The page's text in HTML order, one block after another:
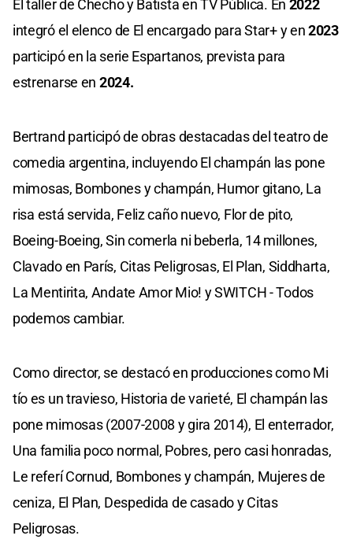
El taller de Checho y Batista en TV Pública. En 2022
integró el elenco de El encargado para Star+ y en2023
participó en la serie Espartanos, prevista para
estrenarse en 2024.
Bertrand participó de obras destacadas del teatro de
comedia argentina, incluyendo El champán las pone
mimosas, Bombones y champán, Humor gitano, La
risa está servida, Feliz caño nuevo, Flor de pito,
Boeing-Boeing, Sin comerla ni beberla, 14 millones,
Clavado en París, Citas Peligrosas, El Plan, Siddharta,
La Mentirita, Andate Amor Mio! y SWITCH - Todos
podemos cambiar.
Como director, se destacó en producciones como Mi
tío es un travieso, Historia de varieté, El champán las
pone mimosas (2007-2008 y gira 2014), El enterrador,
Una familia poco normal, Pobres, pero casi honradas,
Le referí Cornud, Bombones y champán, Mujeres de
ceniza, El Plan, Despedida de casado y Citas
Peligrosas.